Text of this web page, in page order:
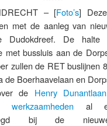
– [Foto’s]
met de aanleg van
Dudokdreef. De halte
met bussluis aan de
zullen de RET buslijnen
de Boerhaavelaan en
de Henry Dunantlaan
werkzaamheden al
bij de